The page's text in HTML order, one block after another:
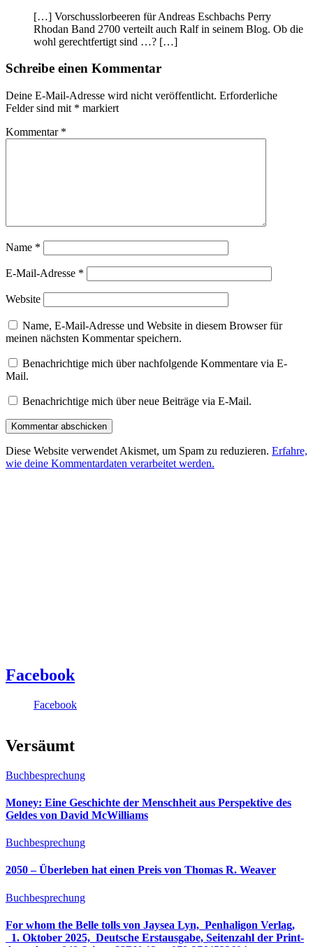
[…] Vorschusslorbeeren für Andreas Eschbachs Perry
Rhodan Band 2700 verteilt auch Ralf in seinem Blog. Ob die
wohl gerechtfertigt sind …? […]
Schreibe einen Kommentar
Deine E-Mail-Adresse wird nicht veröffentlicht. Erforderliche
Felder sind mit * markiert
Kommentar *
Name *
E-Mail-Adresse *
Website
Name, E-Mail-Adresse und Website in diesem Browser für
meinen nächsten Kommentar speichern.
Benachrichtige mich über nachfolgende Kommentare via E-
Mail.
Benachrichtige mich über neue Beiträge via E-Mail.
Diese Website verwendet Akismet, um Spam zu reduzieren. Erfahre,
wie deine Kommentardaten verarbeitet werden.
Facebook
Facebook
Versäumt
Buchbesprechung
Money: Eine Geschichte der Menschheit aus Perspektive des
Geldes von David McWilliams
Buchbesprechung
2050 – Überleben hat einen Preis von Thomas R. Weaver
Buchbesprechung
For whom the Belle tolls von Jaysea Lyn, ‎ Penhaligon Verlag,
‎ 1. Oktober 2025, ‎ Deutsche Erstausgabe, Seitenzahl der Print-